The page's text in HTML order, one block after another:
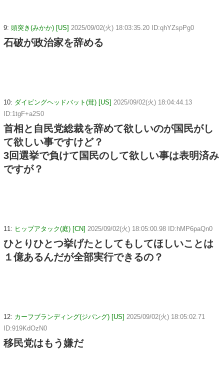
9: 頭突き(みかか) [US] 2025/09/02(火) 18:03:35.20 ID:qhYZspPg0
石破が政治家を辞める
10: ダイビングヘッドバット(茸) [US] 2025/09/02(火) 18:04:44.13
ID:1tgF+a2S0
首相と自民党総裁を辞めて欲しいのが国民がし
て欲しい事ですけど？
3回選挙で負けて国民のして欲しい事は表明済み
ですが？
11: ヒップアタック(庭) [CN] 2025/09/02(火) 18:05:00.98 ID:hMP6paQn0
ひとりひとつ挙げたとしてもしてほしいことは
１億あるんだが全部実行できるの？
12: カーフブランディング(ジパング) [US] 2025/09/02(火) 18:05:02.71
ID:919KdOzN0
移民党はもう嫌だ